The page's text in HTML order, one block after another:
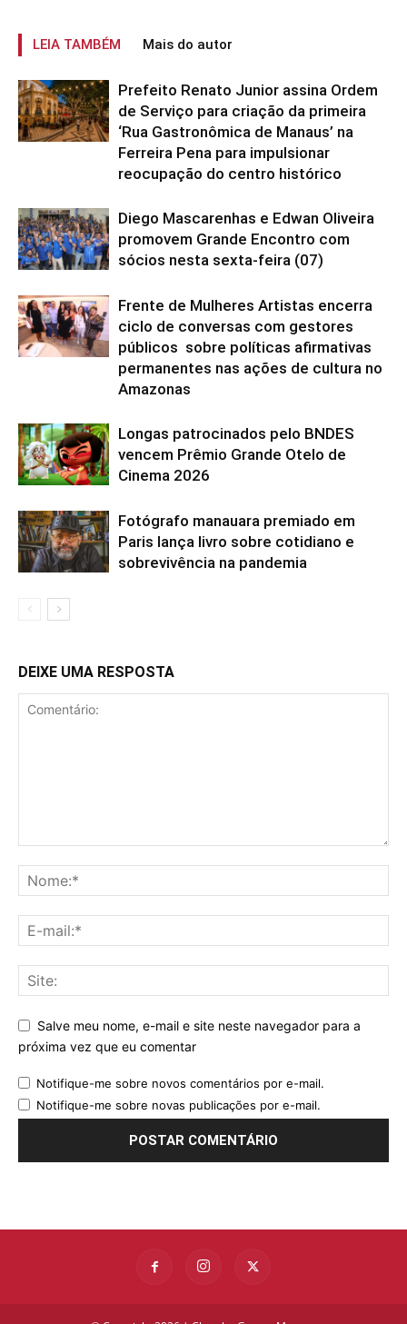
LEIA TAMBÉM Mais do autor
Prefeito Renato Junior assina Ordem
de Serviço para criação da primeira
‘Rua Gastronômica de Manaus’ na
Ferreira Pena para impulsionar
reocupação do centro histórico
Diego Mascarenhas e Edwan Oliveira
promovem Grande Encontro com
sócios nesta sexta-feira (07)
Frente de Mulheres Artistas encerra
ciclo de conversas com gestores
públicos sobre políticas afirmativas
permanentes nas ações de cultura no
Amazonas
Longas patrocinados pelo BNDES
vencem Prêmio Grande Otelo de
Cinema 2026
Fotógrafo manauara premiado em
Paris lança livro sobre cotidiano e
sobrevivência na pandemia
DEIXE UMA RESPOSTA
Salve meu nome, e-mail e site neste navegador para a
próxima vez que eu comentar
Notifique-me sobre novos comentários por e-mail.
Notifique-me sobre novas publicações por e-mail.